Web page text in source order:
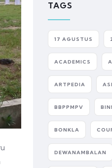
TAGS
17 AGUSTUS
ACADEMICS
ARTPEDIA
BBPPMPV
BONKLA
DEWANAMBALAN